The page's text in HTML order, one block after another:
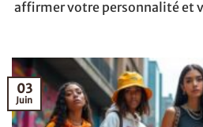
affirmer votre personnalité et
03
Juin